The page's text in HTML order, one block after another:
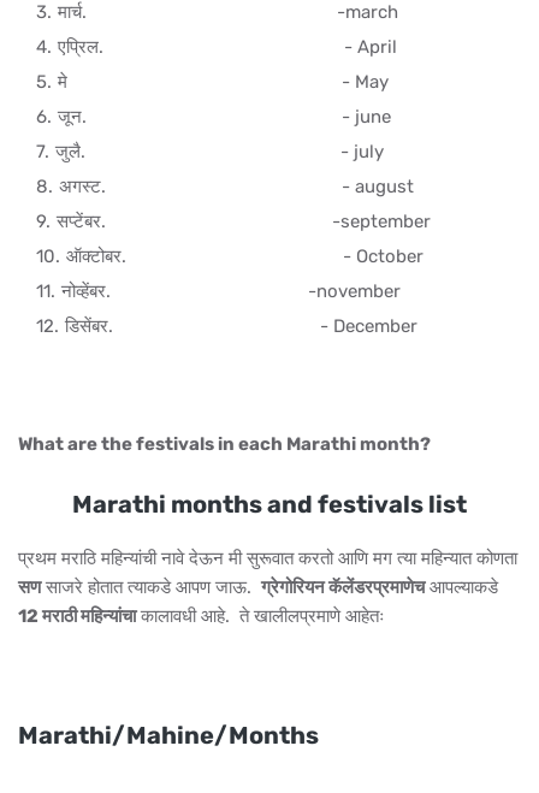
मार्च. -march
एप्रिल. - April
मे - May
जून. - june
जुलै. - july
अगस्ट. - august
सप्टेंबर. -september
ऑक्टोबर. - October
नोव्हेंबर. -november
डिसेंबर. - December
What are the festivals in each Marathi month?
Marathi months and festivals list
प्रथम मराठि महिन्यांची नावे देऊन मी सुरूवात करतो आणि मग त्या महिन्यात कोणता
सणसाजरे होतात त्याकडे आपण जाऊ. ग्रेगोरियन कॅलेंडरप्रमाणेचआपल्याकडे
12 मराठी महिन्यांचाकालावधी आहे. ते खालीलप्रमाणे आहेतः
Marathi/Mahine/Months